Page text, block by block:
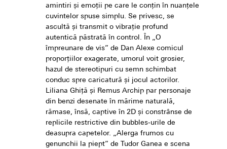
amintiri şi emoţii pe care le conţin în nuanţele
cuvintelor spuse simplu. Se privesc, se
ascultă şi transmit o vibraţie profund
autentică păstrată în control. În „O
împreunare de vis” de Dan Alexe comicul
proporţiilor exagerate, umorul voit grosier,
hazul de stereotipuri cu semn schimbat
conduc spre caricatură şi jocul actorilor.
Liliana Ghiţă şi Remus Archip par personaje
din benzi desenate în mărime naturală,
rămase, însă, captive în 2D şi constrânse de
replicile restrictive din bubbles-urile de
deasupra capetelor. „Alerga frumos cu
genunchii la piept” de Tudor Ganea e scena